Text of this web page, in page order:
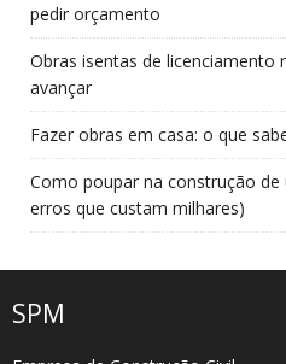
pedir orçamento
Obras isentas de licenciamento
avançar
Fazer obras em casa: o que
Como poupar na construção
erros que custam milhares)
SPM